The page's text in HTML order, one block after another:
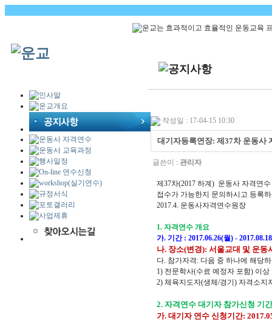
작성일 : 17-04-15 10:30
대기자등록연장: 제37차 운동사
글쓴이 : 관리자
제37차(2017 하계) 운동사 자격연
접수가 가능한지 문의하시고 등록
2017.4. 운동사자격연수원장
1. 자격연수 개요
가. 기간 : 2017.06.26(월) -
나. 장소(변경): 서울교대 및 운
다. 참가자격: 다음 중 하나에 해당
1) 전문학사(수료 예정자 포함) 이
2) 체육지도자(생체/경기) 자격소지
2. 자격연수 대기자 참가신청 기
가. 대기자 연수 신청기간: